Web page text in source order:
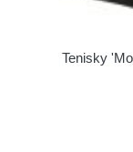
Tenisky